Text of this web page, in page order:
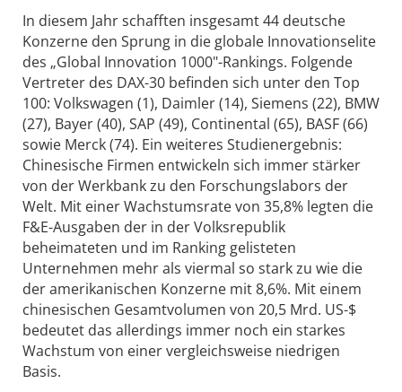
In diesem Jahr schafften insgesamt 44 deutsche
Konzerne den Sprung in die globale Innovationselite
des „Global Innovation 1000"-Rankings. Folgende
Vertreter des DAX-30 befinden sich unter den Top
100: Volkswagen (1), Daimler (14), Siemens (22), BMW
(27), Bayer (40), SAP (49), Continental (65), BASF (66)
sowie Merck (74). Ein weiteres Studienergebnis:
Chinesische Firmen entwickeln sich immer stärker
von der Werkbank zu den Forschungslabors der
Welt. Mit einer Wachstumsrate von 35,8% legten die
F&E-Ausgaben der in der Volksrepublik
beheimateten und im Ranking gelisteten
Unternehmen mehr als viermal so stark zu wie die
der amerikanischen Konzerne mit 8,6%. Mit einem
chinesischen Gesamtvolumen von 20,5 Mrd. US-$
bedeutet das allerdings immer noch ein starkes
Wachstum von einer vergleichsweise niedrigen
Basis.